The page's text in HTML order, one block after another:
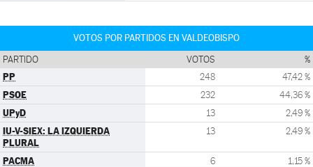
VOTOS POR PARTIDOS EN VALDEOBISPO
PARTIDO VOTOS %
PP 248 47,42 %
PSOE 232 44,36 %
UPyD 13 2,49 %
IU-V-SIEX: LA IZQUIERDA
PLURAL
13 2,49 %
PACMA 6 1,15 %